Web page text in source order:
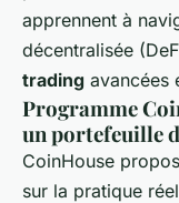
apprennent à
décentralisée
trading avancées
Programme
un portefeuille
CoinHouse
sur la pratique